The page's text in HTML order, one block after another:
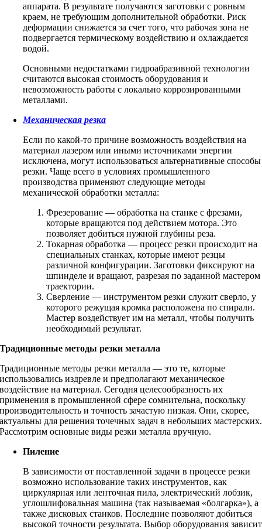
аппарата. В результате получаются заготовки с ровным
краем, не требующим дополнительной обработки. Риск
деформации снижается за счет того, что рабочая зона не
подвергается термическому воздействию и охлаждается
водой.
Основными недостатками гидроабразивной технологии
считаются высокая стоимость оборудования и
невозможность работы с локально коррозированными
металлами.
Механическая резка
Если по какой-то причине возможность воздействия на
материал лазером или иными источниками энергии
исключена, могут использоваться альтернативные способы
резки. Чаще всего в условиях промышленного
производства применяют следующие методы
механической обработки металла:
Фрезерование — обработка на станке с фрезами,
которые вращаются под действием мотора. Это
позволяет добиться нужной глубины реза.
Токарная обработка — процесс резки происходит на
специальных станках, которые имеют резцы
различной конфигурации. Заготовки фиксируют на
шпинделе и вращают, разрезая по заданной мастером
траектории.
Сверление — инструментом резки служит сверло, у
которого режущая кромка расположена по спирали.
Мастер воздействует им на металл, чтобы получить
необходимый результат.
Традиционные методы резки металла
Традиционные методы резки металла — это те, которые
использовались издревле и предполагают механическое
воздействие на материал. Сегодня целесообразность их
применения в промышленной сфере сомнительна, поскольку
производительность и точность зачастую низкая. Они, скорее,
актуальны для решения точечных задач в небольших мастерских.
Рассмотрим основные виды резки металла вручную.
Пиление
В зависимости от поставленной задачи в процессе резки
возможно использование таких инструментов, как
циркулярная или ленточная пила, электрический лобзик,
углошлифовальная машина (так называемая «болгарка»), а
также дисковых станков. Последние позволяют добиться
высокой точности результата. Выбор оборудования зависит